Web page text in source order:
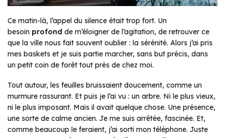
Ce matin-là, l’appel du silence était trop fort. Un
besoin profond de m’éloigner de l’agitation, de retrouver ce
que la ville nous fait souvent oublier : la sérénité. Alors j’ai pris
mes baskets et je suis partie marcher, sans but précis, dans
un petit coin de forêt tout près de chez moi.
Tout autour, les feuilles bruissaient doucement, comme un
murmure rassurant. Et puis je l’ai vu : un arbre. Ni le plus vieux,
ni le plus imposant. Mais il avait quelque chose. Une présence,
une sorte de calme ancien. Je me suis arrêtée, fascinée. Et,
comme beaucoup le feraient, j’ai sorti mon téléphone. Juste